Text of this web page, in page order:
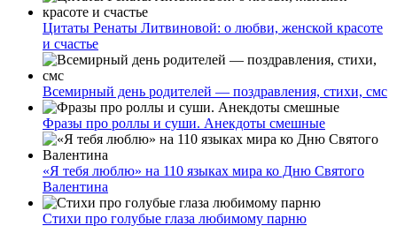
Цитаты Ренаты Литвиновой: о любви, женской красоте
и счастье
Всемирный день родителей — поздравления, стихи, смс
Фразы про роллы и суши. Анекдоты смешные
«Я тебя люблю» на 110 языках мира ко Дню Святого
Валентина
Стихи про голубые глаза любимому парню